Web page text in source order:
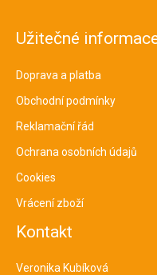
Užitečné
Doprava a platba
Obchodní podmínky
Reklamační řád
Ochrana osobních údajů
Cookies
Vrácení zboží
Kontakt
Veronika Kubíková